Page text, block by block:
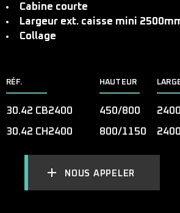
Cabine courte
Largeur ext. caisse mini
Collage
RÉF.
30.42 CB2400
30.42 CH2400
HAUTEUR
450/800
800/1150
2400
2400
NOUS APPELER